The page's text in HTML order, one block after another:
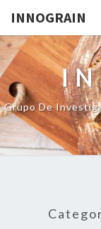
INNOGRAIN
Grupo De